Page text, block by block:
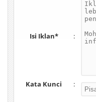
Isi Iklan* :
Kata Kunci :